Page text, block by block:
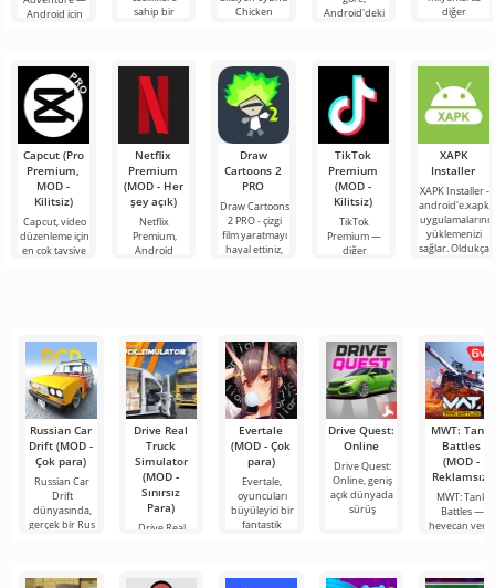
Android için
heyecan verici
3D
sahip bir
farklı
Chicken
Android'deki
proje, sınırsız
olanaklarıyla
diğer
Capcut (Pro
Premium,
MOD -
Kilitsiz)
Capcut, video
düzenleme için
en çok tavsiye
Netflix
Premium
(MOD - Her
şey açık)
Netflix
Premium,
Android
Draw
Cartoons 2
PRO
Draw Cartoons
2 PRO - çizgi
film yaratmayı
hayal ettiniz,
TikTok
Premium
(MOD -
Kilitsiz)
TikTok
Premium —
diğer
sağlayan
XAPK
Installer
XAPK Installer -
android'e.xapk
uygulamalarını
yüklemenizi
sağlar. Oldukça
Russian Car
Drift (MOD -
Çok para)
Russian Car
Drift
dünyasında,
gerçek bir Rus
Drive Real
Truck
Simulator
(MOD -
Sınırsız
Para)
Drive Real
Evertale
(MOD - Çok
para)
Evertale,
oyuncuları
büyüleyici bir
fantastik
Drive Quest:
Online
Drive Quest:
Online, geniş
açık dünyada
sürüş
MWT: Tank
Battles
(MOD -
Reklamsız)
MWT: Tank
Battles —
heyecan verici